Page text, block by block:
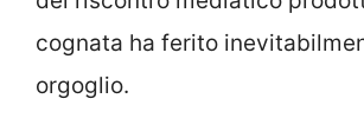
cognata ha ferito
orgoglio.